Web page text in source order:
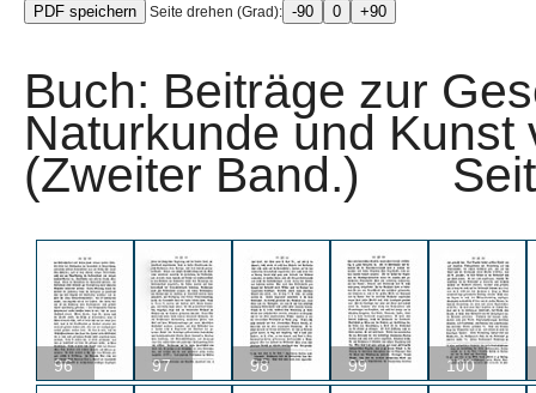
Seite drehen (Grad):
Buch: Beiträge zur
Naturkunde und Kunst
(Zweiter Band.)
96 97 98 99 100